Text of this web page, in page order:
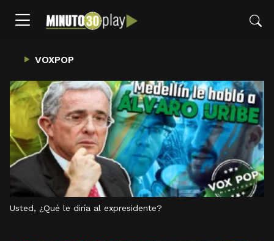
VOXPOP
Usted, ¿Qué le diría al expresidente?